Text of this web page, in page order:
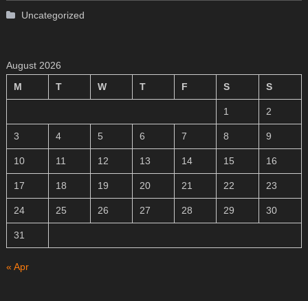
Uncategorized
August 2026
M
T W T F S S
1 2
3 4 5 6 7 8 9
10 11 12 13 14 15 16
17 18 19 20 21 22 23
24 25 26 27 28 29 30
31
« Apr